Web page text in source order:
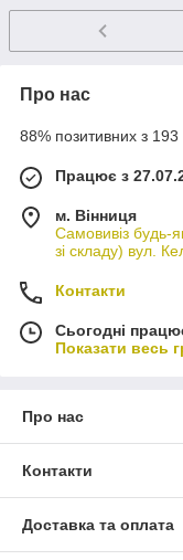
Про нас
88% позитивних з 193
Працює з
м. Вінниця
Самовивіз будь-
зі складу) вул.
Контакти
Сьогодні
Показати весь
Про нас
Контакти
Доставка та оплата